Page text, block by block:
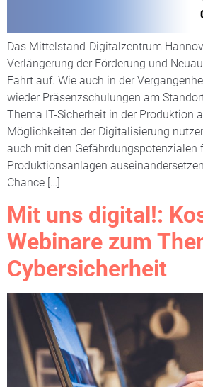
Das Mittelstand-Digitalzentrum
Verlängerung der Förderung und
Fahrt auf. Wie auch in der
wieder Präsenzschulungen am
Thema IT-Sicherheit in der Produktion
Möglichkeiten der Digitalisierung
auch mit den Gefährdungspotenzialen
Produktionsanlagen
Chance […]
Mit uns digital!:
Webinare zum
Cybersicherheit